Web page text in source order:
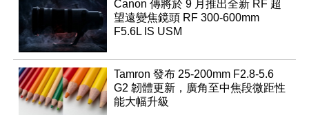
Canon 傳將於 9 月推出全新 RF 超
望遠變焦鏡頭 RF 300-600mm
F5.6L IS USM
Tamron 發布 25-200mm F2.8-5.6
G2 韌體更新，廣角至中焦段微距性
能大幅升級